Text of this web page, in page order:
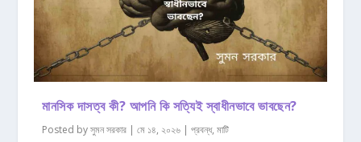
মানসিক দাসত্ব কী? আপনি কি সত্যিই স্বাধীনভাবে ভাবছেন?
Posted byসুমন সরকার |মে ১৪, ২০২৬ |প্রবন্ধ,মাটি